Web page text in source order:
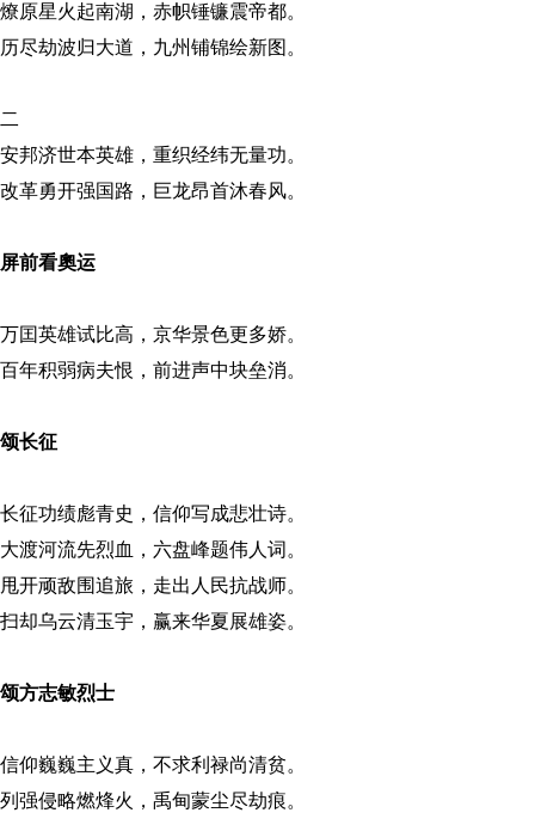
燎原星火起南湖，赤帜锤镰震帝都。
历尽劫波归大道，九州铺锦绘新图。
二
安邦济世本英雄，重织经纬无量功。
改革勇开强国路，巨龙昂首沐春风。
屏前看奧运
万囯英雄试比高，京华景色更多娇。
百年积弱病夫恨，前进声中块垒消。
颂长征
长征功绩彪青史，信仰写成悲壮诗。
大渡河流先烈血，六盘峰题伟人词。
甩开顽敌围追旅，走出人民抗战师。
扫却乌云清玉宇，赢来华夏展雄姿。
颂方志敏烈士
信仰巍巍主义真，不求利禄尚清贫。
列强侵略燃烽火，禹甸蒙尘尽劫痕。